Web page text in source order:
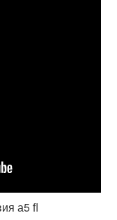
а5 fl